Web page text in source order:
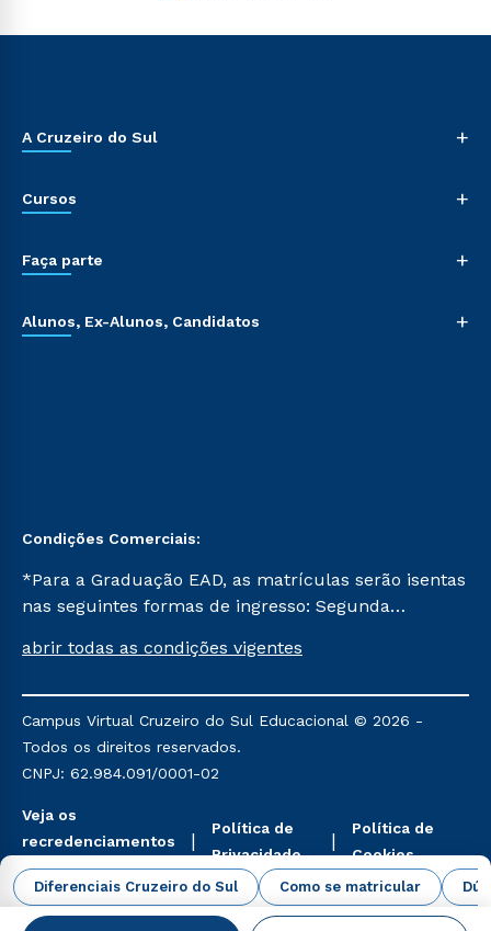
Diferenciais Cruzeiro do Sul Como se matricular
A Cruzeiro do Sul +
Cursos +
Faça parte +
Alunos, Ex-Alunos, Candidatos +
Condições Comerciais:
*Para a Graduação EAD, as matrículas serão isentas
nas seguintes formas de ingresso: Segunda
Já para as demais, a taxa de matrícula será de R$
mencionadas são referentes aos cursos: Ensino
Religioso, Geografia para a Docência e Metodologia
do Ensino de História: Questões Atuais.
abrir todas as condições vigentes
Campus Virtual Cruzeiro do Sul Educacional © 2026 -
Todos os direitos reservados.
CNPJ: 62.984.091/0001-02
Veja os
recredenciamentos
aqui
Política de
Privacidade
Política de
Cookies